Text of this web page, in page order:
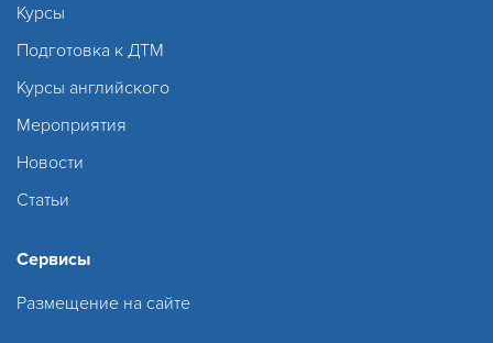
Курсы
Подготовка к ДТМ
Курсы английского
Мероприятия
Новости
Статьи
Сервисы
Размещение на сайте